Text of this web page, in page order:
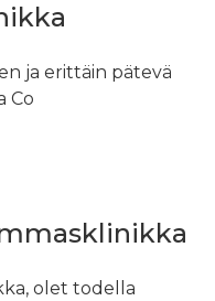
ja erittäin pätevä
Co
olet todella